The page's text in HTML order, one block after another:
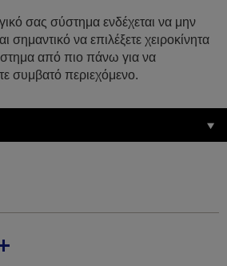
σας σύστημα ενδέχεται να μην
σημαντικό να επιλέξετε χειροκίνητα
από πιο πάνω για να
συμβατό περιεχόμενο.